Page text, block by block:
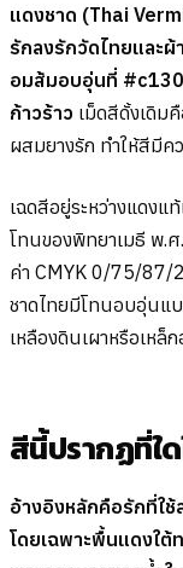
แดงชาด (Thai
รักลงรักวัดไทยและ
อมส้มอบอุ่นที่
ก้าวร้าว เม็ดสีดั้งเดิม
ผสมยางรัก ทำให้สีมี
เฉดสีอยู่ระหว่างแดงแ
โทนของพิทยาเมธี พ.
ค่า CMYK 0/75/87/
ชาดไทยมีโทนอบอุ่นแ
เหลืองดินเผาหรือเหล็
สีนี้ปรากฏที่ใ
อ้างอิงหลักคือรักที่ใ
โดยเฉพาะพื้นแดงใต้